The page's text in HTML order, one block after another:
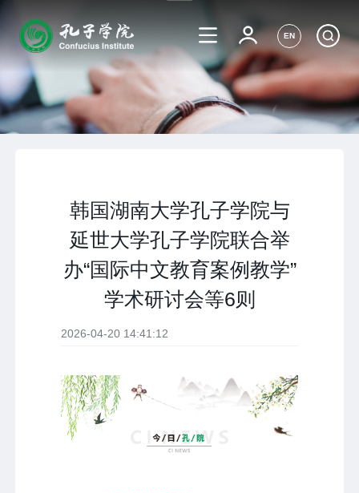
EN
韩国湖南大学孔子学院与
延世大学孔子学院联合举
办“国际中文教育案例教学”
学术研讨会等6则
2026-04-20 14:41:12